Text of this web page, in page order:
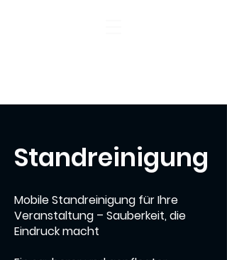
Standreinigung
Mobile Standreinigung für Ihre
Veranstaltung – Sauberkeit, die
Eindruck macht